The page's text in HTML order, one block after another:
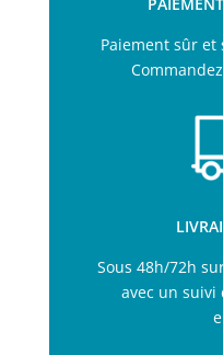
Paiement sûr
Sous 48h/72h
avec un suivi